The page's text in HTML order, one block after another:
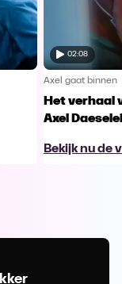
02:08
Axel gaat binnen
Het verhaal
Axel
Bekijk nu de